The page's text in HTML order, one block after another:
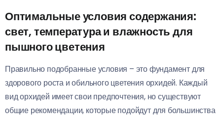
Оптимальные условия содержания:
свет, температура и влажность для
пышного цветения
Правильно подобранные условия – это фундамент для
здорового роста и обильного цветения орхидей. Каждый
вид орхидей имеет свои предпочтения, но существуют
общие рекомендации, которые подойдут для большинства